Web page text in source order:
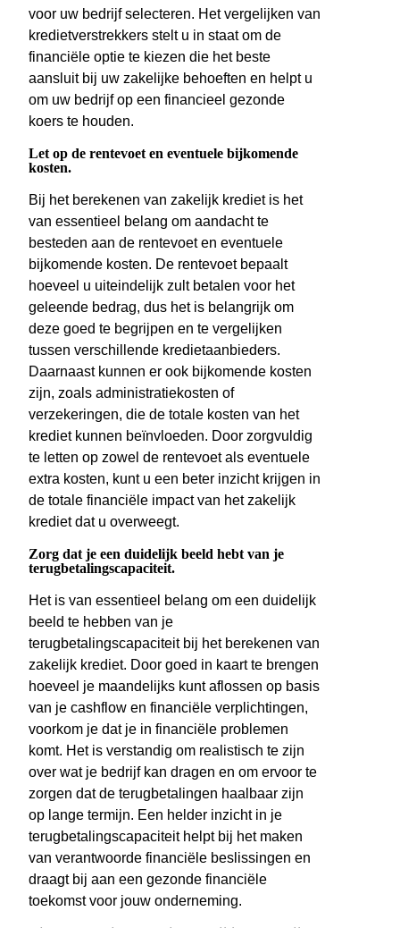
voor uw bedrijf selecteren. Het vergelijken van
kredietverstrekkers stelt u in staat om de
financiële optie te kiezen die het beste
aansluit bij uw zakelijke behoeften en helpt u
om uw bedrijf op een financieel gezonde
koers te houden.
Let op de rentevoet en eventuele bijkomende
kosten.
Bij het berekenen van zakelijk krediet is het
van essentieel belang om aandacht te
besteden aan de rentevoet en eventuele
bijkomende kosten. De rentevoet bepaalt
hoeveel u uiteindelijk zult betalen voor het
geleende bedrag, dus het is belangrijk om
deze goed te begrijpen en te vergelijken
tussen verschillende kredietaanbieders.
Daarnaast kunnen er ook bijkomende kosten
zijn, zoals administratiekosten of
verzekeringen, die de totale kosten van het
krediet kunnen beïnvloeden. Door zorgvuldig
te letten op zowel de rentevoet als eventuele
extra kosten, kunt u een beter inzicht krijgen in
de totale financiële impact van het zakelijk
krediet dat u overweegt.
Zorg dat je een duidelijk beeld hebt van je
terugbetalingscapaciteit.
Het is van essentieel belang om een duidelijk
beeld te hebben van je
terugbetalingscapaciteit bij het berekenen van
zakelijk krediet. Door goed in kaart te brengen
hoeveel je maandelijks kunt aflossen op basis
van je cashflow en financiële verplichtingen,
voorkom je dat je in financiële problemen
komt. Het is verstandig om realistisch te zijn
over wat je bedrijf kan dragen en om ervoor te
zorgen dat de terugbetalingen haalbaar zijn
op lange termijn. Een helder inzicht in je
terugbetalingscapaciteit helpt bij het maken
van verantwoorde financiële beslissingen en
draagt bij aan een gezonde financiële
toekomst voor jouw onderneming.